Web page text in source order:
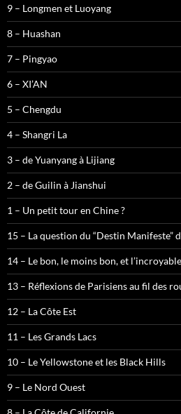
9 – Longmen et Luoyang
8 – Huashan
7 – Pingyao
6 – XI’AN
5 – Chengdu
4 – Shangri La
3 – de Yuanyang à Lijiang
2 – de Guilin à Jianshui
1 – Un petit tour en Chine ?
15 – La question du “Destin Manifeste”
14 – Le bon, le moins bon, et
13 – Réflexions de Parisiens au fil des
12 – La Côte Est
11 – Les Grands Lacs
10 – Le Yellowstone et les Black Hills
9 – Le Nord Ouest